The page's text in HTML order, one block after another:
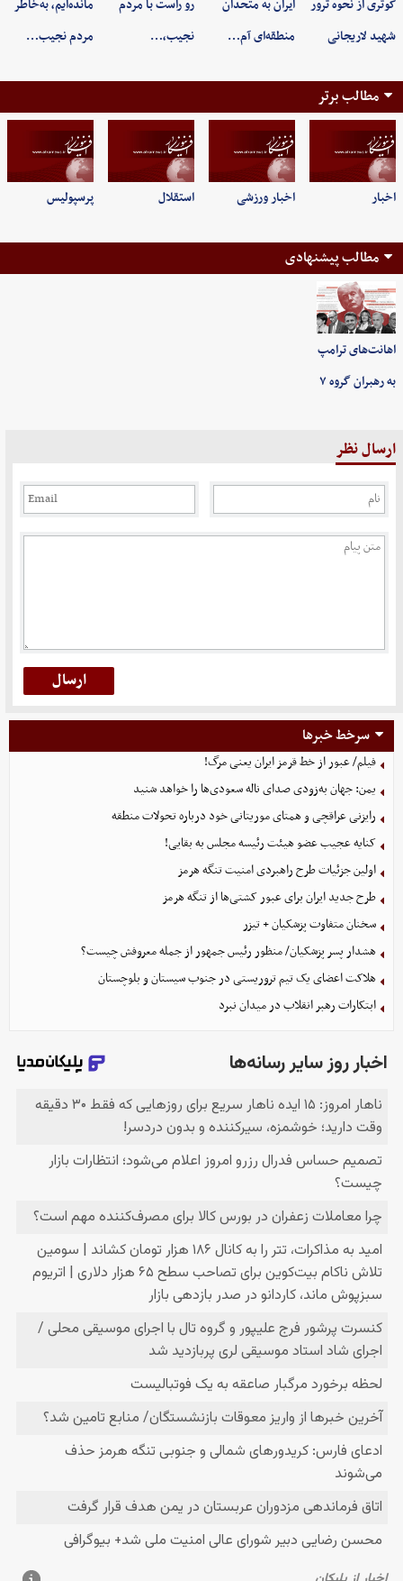
کوثری از نحوه ترور
شهید لاریجانی
ایران به متحدان
منطقه‌ای آم…
رو راست با مردم
نجیب،…
مانده‌ایم، به‌خاطر
مردم نجیب…
مطالب برتر
اخبار اخبار ورزشی استقلال پرسپولیس
مطالب پیشنهادی
اهانت‌های ترامپ
به رهبران گروه ۷
ارسال نظر
سرخط خبرها
فیلم/ عبور از خط قرمز ایران یعنی مرگ!
یمن: جهان به‌زودی صدای ناله سعودی‌ها را خواهد شنید
رایزنی عراقچی و همتای موریتانی خود درباره تحولات منطقه
کنایه عجیب عضو هیئت رئیسه مجلس به بقایی!
اولین جزئیات طرح راهبردی امنیت تنگه هرمز
طرح جدید ایران برای عبور کشتی‌ها از تنگه هرمز
سخنان متفاوت پزشکیان + تیزر
هشدار پسر پزشکیان/ منظور رئیس جمهور از جمله معروفش چیست؟
هلاکت اعضای یک تیم تروریستی در جنوب سیستان و بلوچستان
ابتکارات رهبر انقلاب در میدان نبرد